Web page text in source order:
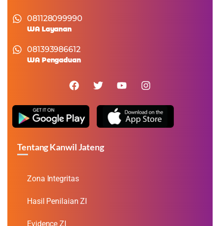
081128099990
WA Layanan
081393986612
WA Pengaduan
Tentang Kanwil Jateng
Zona Integritas
Hasil Penilaian ZI
Evidence ZI